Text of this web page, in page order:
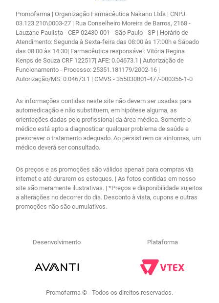
Promofarma | Organização Farmacêutica Nakano Ltda | CNPJ:
03.123.210\0003-27 | Rua Conselheiro Moreira de Barros, 2168 -
Lauzane Paulista - CEP 02430-001 - São Paulo - SP | Horário de
Atendimento: Segunda à Sexta-feira das 08:00 às 17:00h e Sábado
das 08:00 às 14:30| Farmacêutica responsável: Vitória Regina
Kenps de Souza CRF 122517| AFE: 0.04673.1 | Autorização de
Funcionamento - Processo: 25351.181179/2002-16 |
Autorização/MS: 0.04673.1 | CMVS - 355030801-477-000356-1-0
As informações contidas neste site não devem ser usadas para
automedicação e não substituem, em hipótese alguma, as
orientações dadas pelo profissional da área médica. Somente o
médico está apto a diagnosticar qualquer problema de saúde e
prescrever o tratamento adequado. Ao persistirem os sintomas, um
médico deverá ser consultado.
Os preços e as promoções são válidos apenas para compras via
internet e até durarem os estoques. | As fotos contidas em nosso
site são meramente ilustrativas. | *Preços e disponibilidade sujeitos
a alterações no decorrer do dia. Desconto à vista, cupons e outras
promoções não são cumulativos.
Desenvolvimento Plataforma
Promofarma © - Todos os direitos reservados.